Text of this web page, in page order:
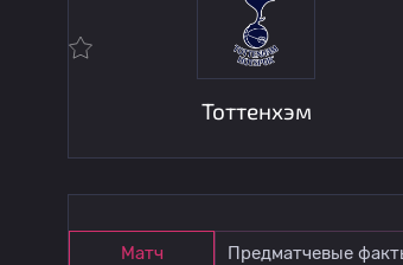
Тоттенхэм
Матч Предматчевые